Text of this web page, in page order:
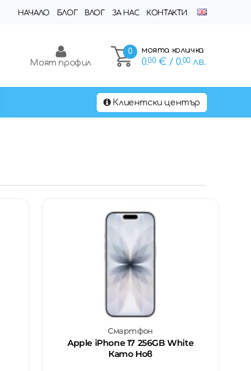
НАЧАЛО БЛОГ ВЛОГ ЗА НАС КОНТАКТИ
0 моята количка
0.00€ / 0.00лв.
Моят профил
Клиентски център
Смартфон
Apple iPhone 17 256GB White
Като Нов